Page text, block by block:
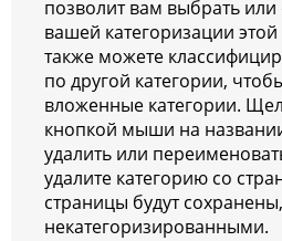
позволит вам выбрать
вашей категоризации
также можете
по другой категории,
вложенные категории.
кнопкой мыши на
удалить или
удалите категорию со
страницы будут
некатегоризированными.